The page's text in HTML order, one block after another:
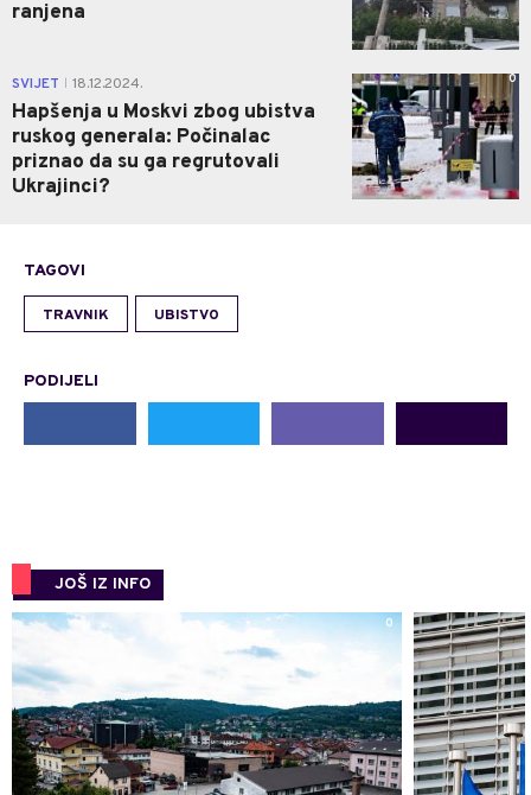
ranjena
SVIJET 18.12.2024.
Hapšenja u Moskvi zbog ubistva
ruskog generala: Počinalac
priznao da su ga regrutovali
Ukrajinci?
0
TAGOVI
TRAVNIK UBISTVO
PODIJELI
JOŠ IZ INFO
0